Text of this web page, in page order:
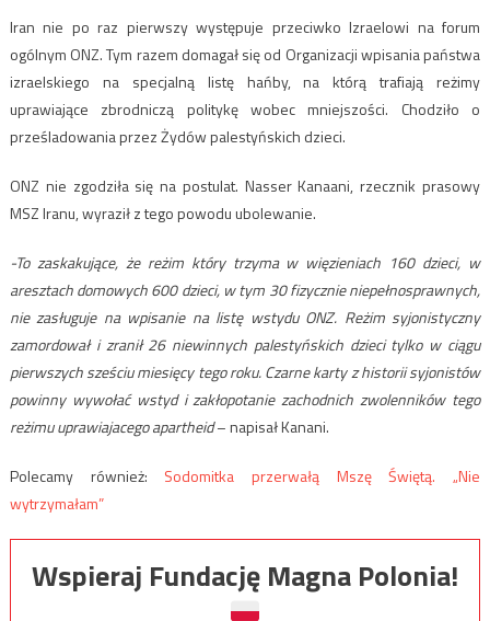
Iran nie po raz pierwszy występuje przeciwko Izraelowi na forum
ogólnym ONZ. Tym razem domagał się od Organizacji wpisania państwa
izraelskiego na specjalną listę hańby, na którą trafiają reżimy
uprawiające zbrodniczą politykę wobec mniejszości. Chodziło o
prześladowania przez Żydów palestyńskich dzieci.
ONZ nie zgodziła się na postulat. Nasser Kanaani, rzecznik prasowy
MSZ Iranu, wyraził z tego powodu ubolewanie.
-To zaskakujące, że reżim który trzyma w więzieniach 160 dzieci, w
aresztach domowych 600 dzieci, w tym 30 fizycznie niepełnosprawnych,
nie zasługuje na wpisanie na listę wstydu ONZ. Reżim syjonistyczny
zamordował i zranił 26 niewinnych palestyńskich dzieci tylko w ciągu
pierwszych sześciu miesięcy tego roku. Czarne karty z historii syjonistów
powinny wywołać wstyd i zakłopotanie zachodnich zwolenników tego
reżimu uprawiajacego apartheid– napisał Kanani.
Polecamy również: Sodomitka przerwałą Mszę Świętą. „Nie
wytrzymałam”
Wspieraj Fundację Magna Polonia!